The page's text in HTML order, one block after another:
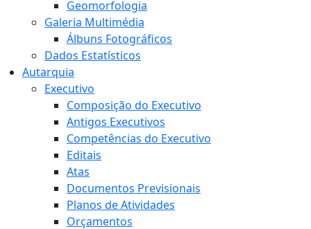
Geomorfologia
Galeria Multimédia
Álbuns Fotográficos
Dados Estatísticos
Autarquia
Executivo
Composição do Executivo
Antigos Executivos
Competências do Executivo
Editais
Atas
Documentos Previsionais
Planos de Atividades
Orçamentos